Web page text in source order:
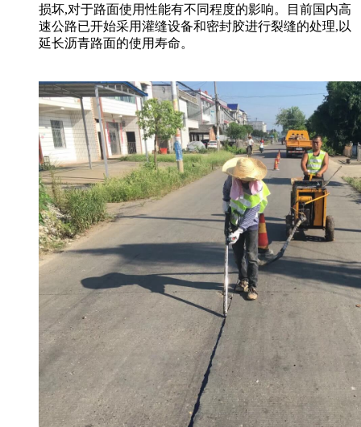
损坏,对于路面使用性能有不同程度的影响。目前国内高
速公路已开始采用灌缝设备和密封胶进行裂缝的处理,以
延长沥青路面的使用寿命。